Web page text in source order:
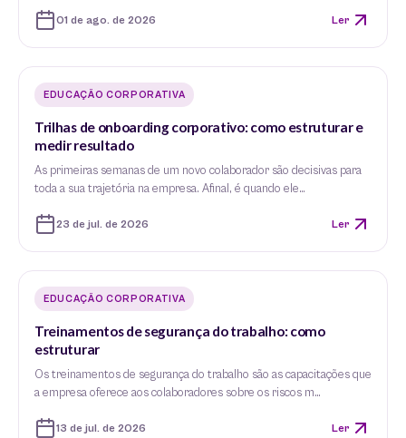
01 de ago. de 2026 Ler
EDUCAÇÃO CORPORATIVA
Trilhas de onboarding corporativo: como estruturar e
medir resultado
As primeiras semanas de um novo colaborador são decisivas para
toda a sua trajetória na empresa. Afinal, é quando ele…
23 de jul. de 2026 Ler
EDUCAÇÃO CORPORATIVA
Treinamentos de segurança do trabalho: como
estruturar
Os treinamentos de segurança do trabalho são as capacitações que
a empresa oferece aos colaboradores sobre os riscos m…
13 de jul. de 2026 Ler